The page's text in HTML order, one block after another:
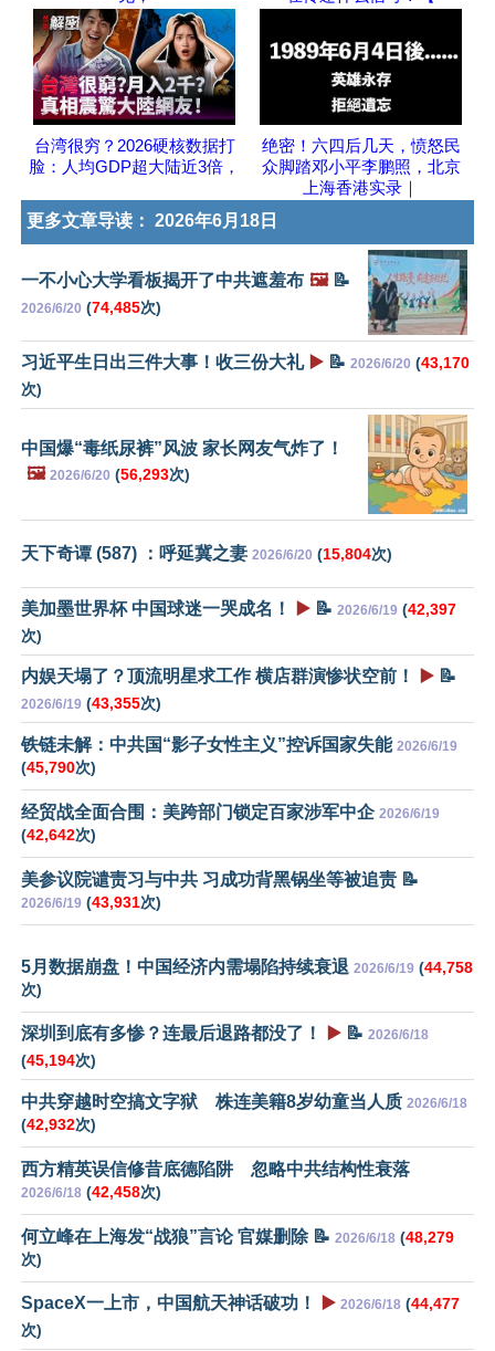
台湾很穷？2026硬核数据打
脸：人均GDP超大陆近3倍，
绝密！六四后几天，愤怒民
众脚踏邓小平李鹏照，北京
上海香港实录｜
更多文章导读： 2026年6月18日
一不小心大学看板揭开了中共遮羞布 🖼️📝
2026/6/20 (74,485次)
习近平生日出三件大事！收三份大礼 ▶️ 📝 2026/6/20 (43,170
次)
中国爆“毒纸尿裤”风波 家长网友气炸了！
🖼️ 2026/6/20 (56,293次)
天下奇谭 (587) ：呼延冀之妻 2026/6/20 (15,804次)
美加墨世界杯 中国球迷一哭成名！ ▶️ 📝 2026/6/19 (42,397
次)
内娱天塌了？顶流明星求工作 横店群演惨状空前！ ▶️ 📝
2026/6/19 (43,355次)
铁链未解：中共国“影子女性主义”控诉国家失能 2026/6/19
(45,790次)
经贸战全面合围：美跨部门锁定百家涉军中企 2026/6/19
(42,642次)
美参议院谴责习与中共 习成功背黑锅坐等被追责 📝
2026/6/19 (43,931次)
5月数据崩盘！中国经济内需塌陷持续衰退 2026/6/19 (44,758
次)
深圳到底有多惨？连最后退路都没了！ ▶️ 📝 2026/6/18
(45,194次)
中共穿越时空搞文字狱 株连美籍8岁幼童当人质 2026/6/18
(42,932次)
西方精英误信修昔底德陷阱 忽略中共结构性衰落
2026/6/18 (42,458次)
何立峰在上海发“战狼”言论 官媒删除 📝 2026/6/18 (48,279
次)
SpaceX一上市，中国航天神话破功！ ▶️ 2026/6/18 (44,477
次)